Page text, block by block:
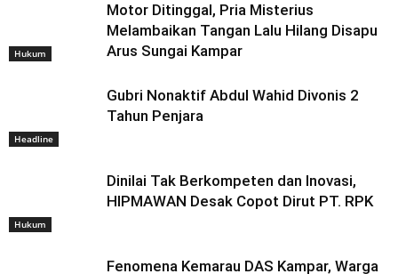
Hukum
Motor Ditinggal, Pria Misterius
Melambaikan Tangan Lalu Hilang Disapu
Arus Sungai Kampar
Headline
Gubri Nonaktif Abdul Wahid Divonis 2
Tahun Penjara
Hukum
Dinilai Tak Berkompeten dan Inovasi,
HIPMAWAN Desak Copot Dirut PT. RPK
Fenomena Kemarau DAS Kampar, Warga